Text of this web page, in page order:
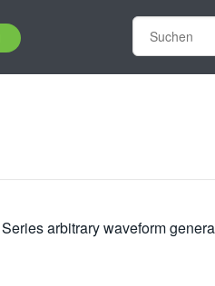
arbitrary waveform